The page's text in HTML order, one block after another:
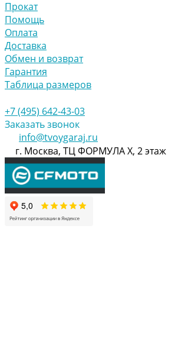
Прокат
Помощь
Оплата
Доставка
Обмен и возврат
Гарантия
Таблица размеров
+7 (495) 642-43-03
Заказать звонок
info@tvoygaraj.ru
г. Москва, ТЦ ФОРМУЛА Х, 2 этаж